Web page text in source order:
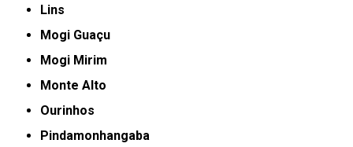
Lins
Mogi Guaçu
Mogi Mirim
Monte Alto
Ourinhos
Pindamonhangaba